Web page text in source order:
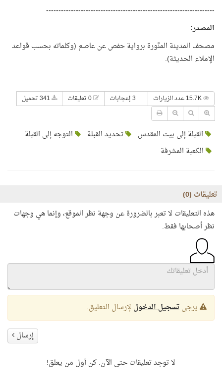
--------------------------------------------------------------------
المصدر:
مصحف المدينة المنَّورة برواية حفص عن عاصم (وكلماته بحسب قواعد
الإملاء الحديثة).
3 إعجابات
القبلة إلى بيت المقدس تحديد القبلة
التوجه إلى القبلة
الكعبة المشرفة
تعليقات (0
)
هذه التعليقات لا تعبر بالضرورة عن وجهة نظر الموقع، وإنما هي وجهات
نظر أصحابها فقط.
يرجىتسجيل الدخول لإرسال التعليق.
إرسال
لا توجد تعليقات حتى الآن. كن أول من يعلق!